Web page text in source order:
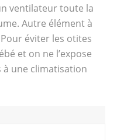
ventilateur toute la
Autre élément à
éviter les otites
et on ne l’expose
à une climatisation